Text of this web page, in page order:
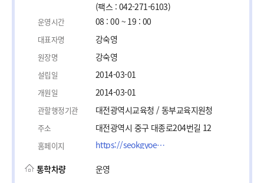
(팩스 : 042-271-6103)
운영시간 08 : 00 ~ 19 : 00
대표자명 강숙영
원장명 강숙영
설립일 2014-03-01
개원일 2014-03-01
관할행정기관 대전광역시교육청 / 동부교육지원청
주소 대전광역시 중구 대종로204번길 12
홈페이지 https://seokgyoes.djsch.kr/sub/info.do?m=080101&s=seokgyoes
통학차량
운영